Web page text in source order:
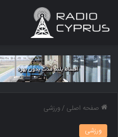
صفحه اصلی /ورزشی
ورزشی